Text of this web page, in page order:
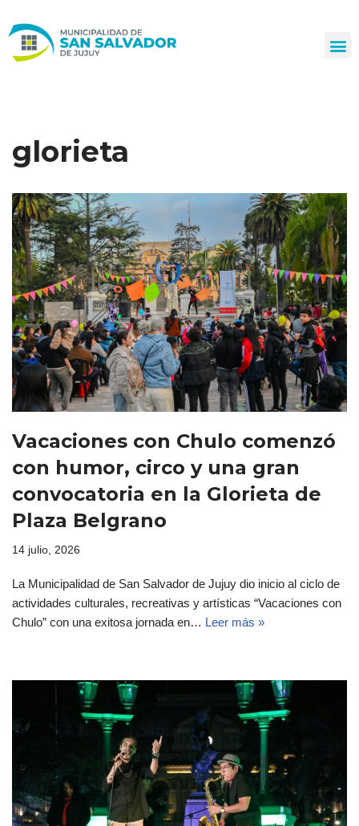
al
glorieta
Vacaciones con Chulo comenzó
con humor, circo y una gran
convocatoria en la Glorieta de
Plaza Belgrano
14 julio, 2026
La Municipalidad de San Salvador de Jujuy dio inicio al ciclo de
actividades culturales, recreativas y artísticas “Vacaciones con
Chulo” con una exitosa jornada en… Leer más »